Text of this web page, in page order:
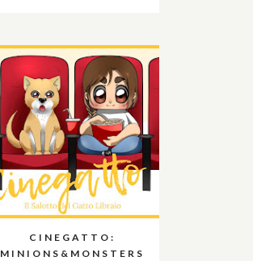
CINEGATTO:
MINIONS&MONSTERS